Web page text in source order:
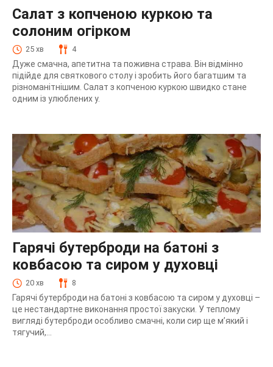
Салат з копченою куркою та
солоним огірком
25 хв 4
Дуже смачна, апетитна та поживна страва. Він відмінно
підійде для святкового столу і зробить його багатшим та
різноманітнішим. Салат з копченою куркою швидко стане
одним із улюблених у.
Гарячі бутерброди на батоні з
ковбасою та сиром у духовці
20 хв 8
Гарячі бутерброди на батоні з ковбасою та сиром у духовці –
це нестандартне виконання простої закуски. У теплому
вигляді бутерброди особливо смачні, коли сир ще м’який і
тягучий,...